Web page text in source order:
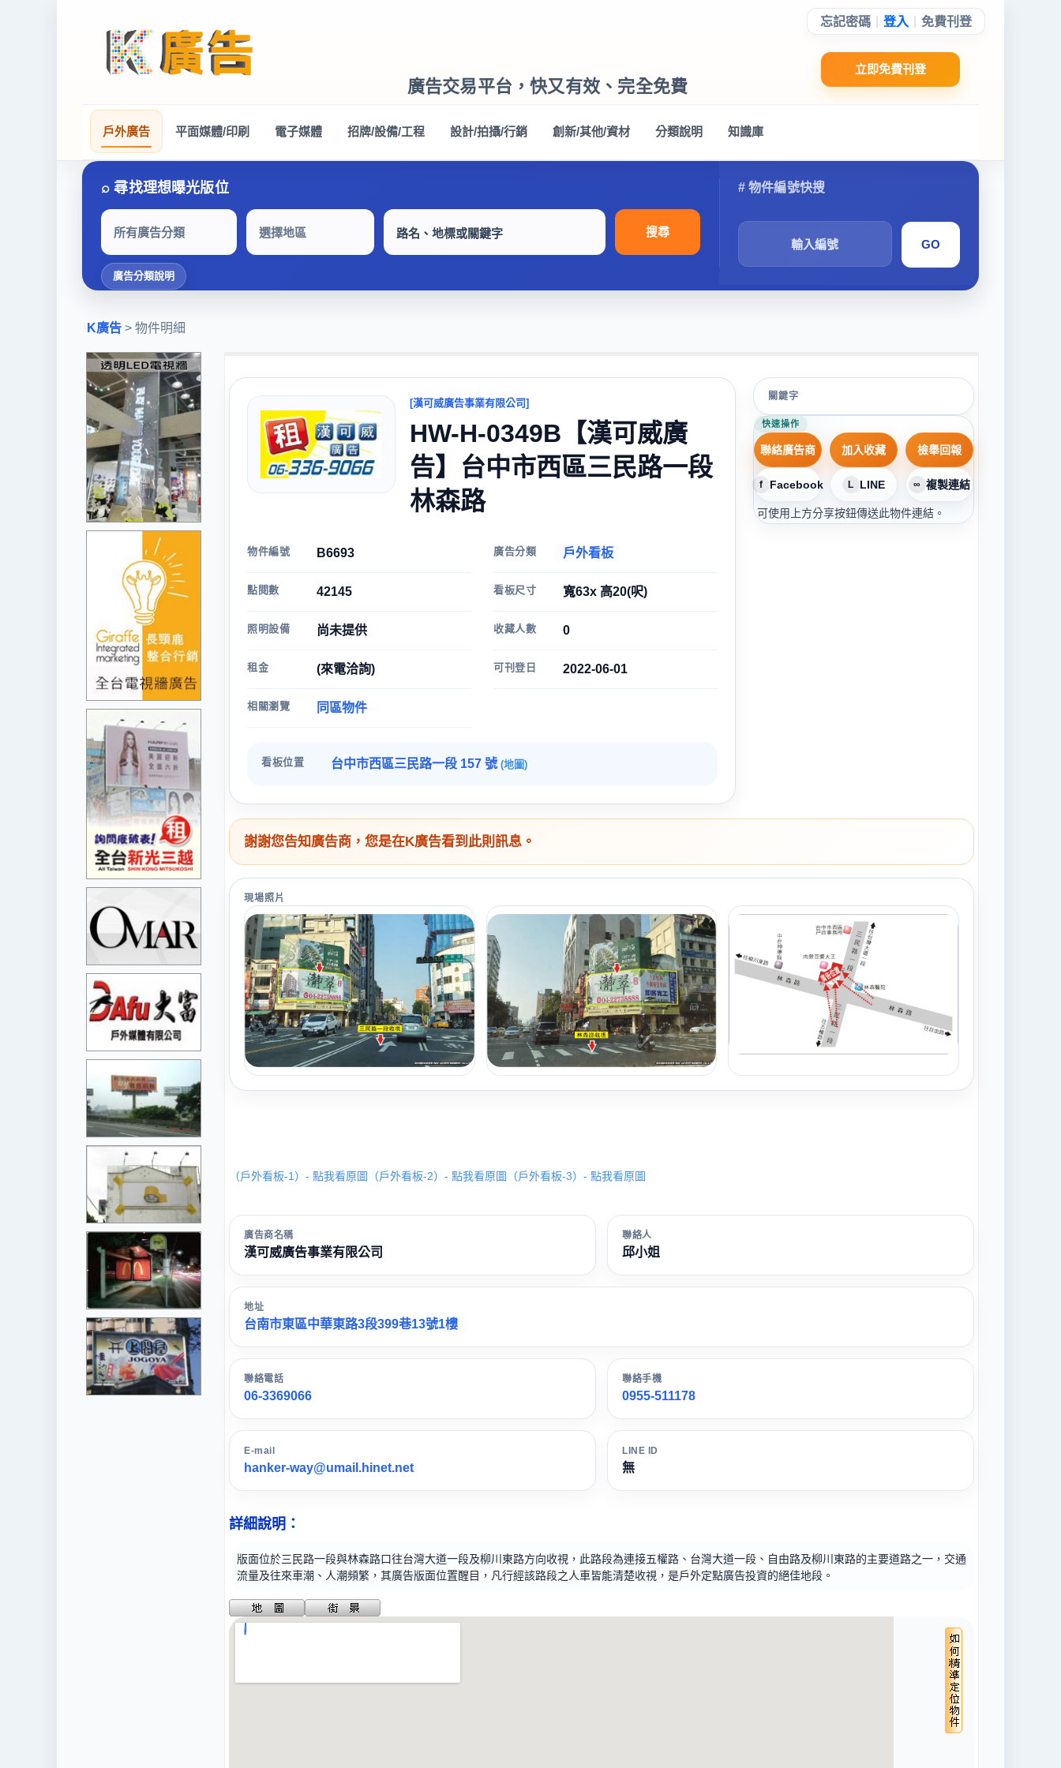
廣告交易平台，快又有效、完全免費
立即免費刊登
忘記密碼 登入 免費刊登
戶外廣告 平面媒體/印刷 電子媒體 招牌/設備/工程 設計/拍攝/行銷 創新/其他/資材 分類說明 知識庫
所有廣告分類 選擇地區 搜尋
廣告分類說明
尋
K廣告 > 物件明細
[漢可威廣告事業有限公司]
HW-H-0349B【漢可威廣
告】台中市西區三民路一段
林森路
物件編號 B6693 廣告分類 戶外看板
點閱數 42145 看板尺寸 寬63x 高20(呎)
照明設備 尚未提供 收藏人數 0
租金 (來電洽詢) 可刊登日 2022-06-01
相關瀏覽 同區物件
看板位置 台中市西區三民路一段 157 號 (地圖)
關鍵字
快速操作
聯絡廣告商 加入收藏 檢舉回報
f Facebook L LINE ∞ 複製連結
可使用上方分享按鈕傳送此物件連結。
謝謝您告知廣告商，您是在K廣告看到此則訊息。
現場照片
（戶外看板-1）- 點我看原圖 （戶外看板-2）- 點我看原圖 （戶外看板-3）- 點我看原圖
廣告商名稱
漢可威廣告事業有限公司
聯絡人
邱小姐
地址
台南市東區中華東路3段399巷13號1樓
聯絡電話
06-3369066
聯絡手機
0955-511178
E-mail
hanker-way@umail.hinet.net
LINE ID
無
詳細說明：
版面位於三民路一段與林森路口往台灣大道一段及柳川東路方向收視，此路段為連接五權路、台灣大道一段、自由路及柳川東路的主要道路之一，交通
流量及往來車潮、人潮頻繁，其廣告版面位置醒目，凡行經該路段之人車皆能清楚收視，是戶外定點廣告投資的絕佳地段。